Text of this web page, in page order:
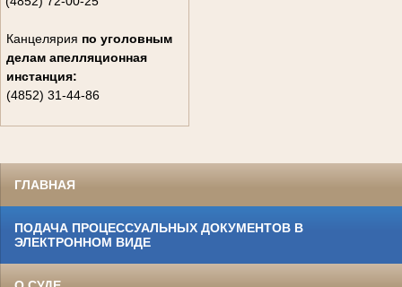
Канцелярия по уголовным
делам апелляционная
инстанция:
(4852) 31-44-86
ГЛАВНАЯ
ПОДАЧА ПРОЦЕССУАЛЬНЫХ ДОКУМЕНТОВ В
ЭЛЕКТРОННОМ ВИДЕ